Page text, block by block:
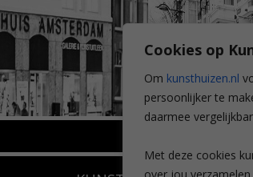
Cookies op
Om kunsthuizen.nl
persoonlijker te
daarmee
Met deze cookies
Wilhelminastraat